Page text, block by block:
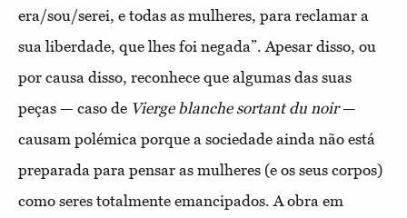
era/sou/serei, e todas as mulheres, para reclamar a
sua liberdade, que lhes foi negada”. Apesar disso, ou
por causa disso, reconhece que algumas das suas
peças — caso de Vierge blanche sortant du noir—
causam polémica porque a sociedade ainda não está
preparada para pensar as mulheres (e os seus corpos)
como seres totalmente emancipados. A obra em